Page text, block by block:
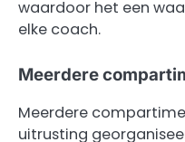
waardoor het een
elke coach.
Meerdere
Meerdere
uitrusting